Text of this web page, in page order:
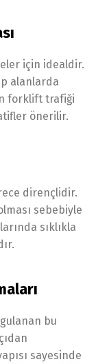
için idealdir.
alanlarda
forklift trafiği
önerilir.
dirençlidir.
sebebiyle
sıklıkla
bu
sayesinde